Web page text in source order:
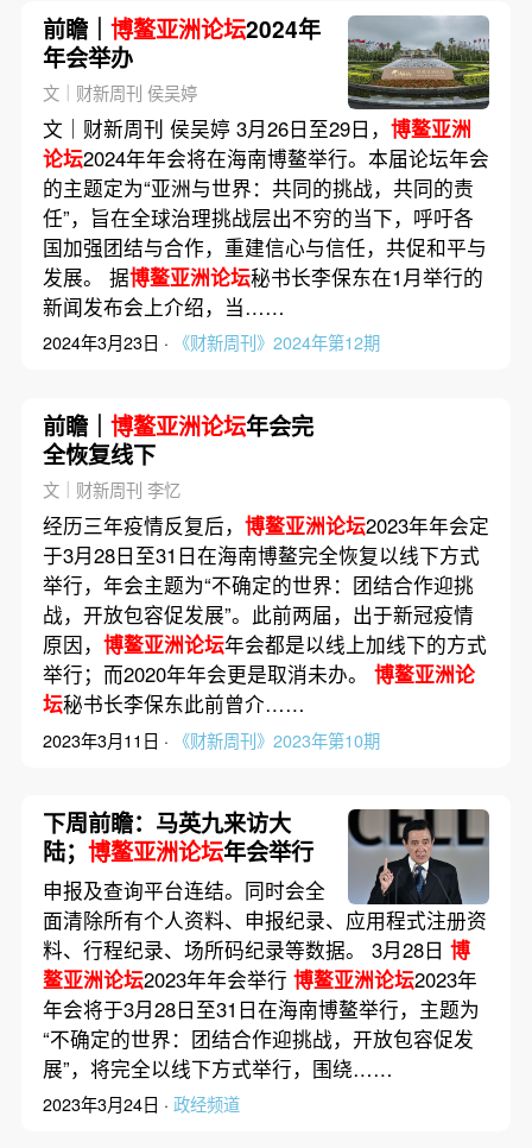
前瞻｜ 博鳌亚洲论坛2024年
年会举办
文｜财新周刊 侯吴婷
文｜财新周刊 侯吴婷 3月26日至29日， 博鳌亚洲
论坛2024年年会将在海南博鳌举行。本届论坛年会
的主题定为“亚洲与世界：共同的挑战，共同的责
任”，旨在全球治理挑战层出不穷的当下，呼吁各
国加强团结与合作，重建信心与信任，共促和平与
发展。 据博鳌亚洲论坛秘书长李保东在1月举行的
新闻发布会上介绍，当……
2024年3月23日 · 《财新周刊》2024年第12期
前瞻｜ 博鳌亚洲论坛年会完
全恢复线下
文｜财新周刊 李忆
经历三年疫情反复后， 博鳌亚洲论坛2023年年会定
于3月28日至31日在海南博鳌完全恢复以线下方式
举行，年会主题为“不确定的世界：团结合作迎挑
战，开放包容促发展”。此前两届，出于新冠疫情
原因， 博鳌亚洲论坛年会都是以线上加线下的方式
举行；而2020年年会更是取消未办。 博鳌亚洲论
坛秘书长李保东此前曾介……
2023年3月11日 · 《财新周刊》2023年第10期
下周前瞻：马英九来访大
陆； 博鳌亚洲论坛年会举行
申报及查询平台连结。同时会全
面清除所有个人资料、申报纪录、应用程式注册资
料、行程纪录、场所码纪录等数据。 3月28日 博
鳌亚洲论坛2023年年会举行 博鳌亚洲论坛2023年
年会将于3月28日至31日在海南博鳌举行，主题为
“不确定的世界：团结合作迎挑战，开放包容促发
展”，将完全以线下方式举行，围绕……
2023年3月24日 · 政经频道